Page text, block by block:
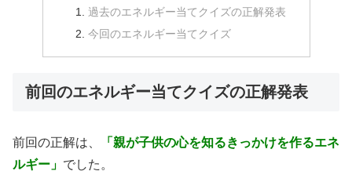
過去のエネルギー当てクイズの正解発表
今回のエネルギー当てクイズ
前回のエネルギー当てクイズの正解発表
前回の正解は、
「親が子供の心を知るきっかけを作るエネ
ルギー」 でした。